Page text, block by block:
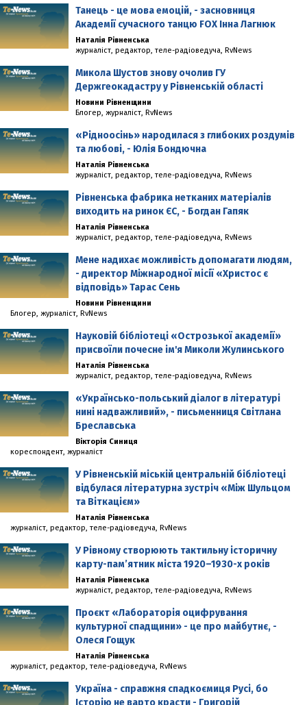
Танець - це мова емоцій, - засновниця
Академії сучасного танцю FOX Інна Лагнюк
Наталія Рівненська
журналіст, редактор, теле-радіоведуча, RvNews
Микола Шустов знову очолив ГУ
Держгеокадастру у Рівненській області
Новини Рівненщини
Блогер, журналіст, RvNews
«Рідноосінь»­­ народилася з глибоких роздумів
та любові, - Юлія Бондючна
Наталія Рівненська
журналіст, редактор, теле-радіоведуча, RvNews
Рівненська фабрика нетканих матеріалів
виходить на ринок ЄС, - Богдан Гапяк
Наталія Рівненська
журналіст, редактор, теле-радіоведуча, RvNews
Мене надихає можливість допомагати людям,
- директор Міжнародної місії «Христос є
відповідь» Тарас Сень
Новини Рівненщини
Блогер, журналіст, RvNews
Науковій бібліотеці «Острозької академії»
присвоїли почесне ім'я Миколи Жулинського
Наталія Рівненська
журналіст, редактор, теле-радіоведуча, RvNews
«Українсько-польський діалог в літературі
нині надважливий», - письменниця Світлана
Бреславська
Вікторія Синиця
кореспондент, журналіст
У Рівненській міській центральній бібліотеці
відбулася літературна зустріч «Між Шульцом
та Віткацієм»
Наталія Рівненська
журналіст, редактор, теле-радіоведуча, RvNews
У Рівному створюють тактильну історичну
карту-пам’ятник міста 1920–1930-х років
Наталія Рівненська
журналіст, редактор, теле-радіоведуча, RvNews
Проєкт «Лабораторія оцифрування
культурної спадщини» - це про майбутнє, -
Олеся Гощук
Наталія Рівненська
журналіст, редактор, теле-радіоведуча, RvNews
Україна - справжня спадкоємиця Русі, бо
Історію не варто красти - Григорій